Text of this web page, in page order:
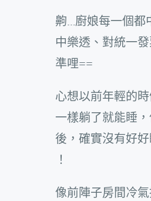
齁…廚娘每一個都
中樂透、對統一
準哩==
心想以前年輕的
一樣躺了就能睡
後，確實沒有好
！
像前陣子房間冷